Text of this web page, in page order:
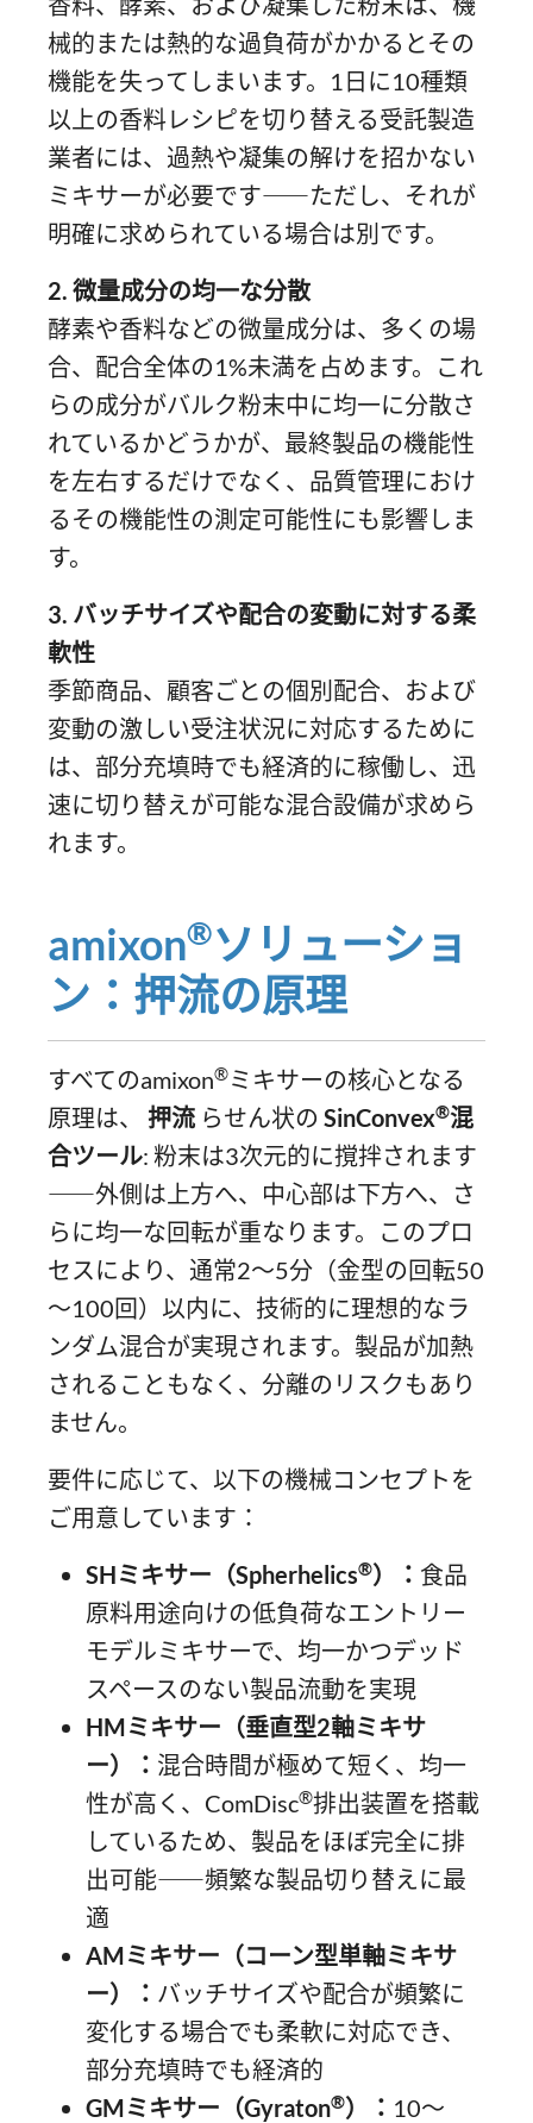
械的または熱的な過負荷がかかるとその
機能を失ってしまいます。1日に10種類
以上の香料レシピを切り替える受託製造
業者には、過熱や凝集の解けを招かない
ミキサーが必要です――ただし、それが
明確に求められている場合は別です。
2. 微量成分の均一な分散
酵素や香料などの微量成分は、多くの場
合、配合全体の1%未満を占めます。これ
らの成分がバルク粉末中に均一に分散さ
れているかどうかが、最終製品の機能性
を左右するだけでなく、品質管理におけ
るその機能性の測定可能性にも影響しま
す。
3. バッチサイズや配合の変動に対する柔
軟性
季節商品、顧客ごとの個別配合、および
変動の激しい受注状況に対応するために
は、部分充填時でも経済的に稼働し、迅
速に切り替えが可能な混合設備が求めら
れます。
amixon®ソリューショ
ン：押流の原理
すべてのamixon®ミキサーの核心となる
原理は、 押流 らせん状の SinConvex®混
合ツール: 粉末は3次元的に撹拌されます
――外側は上方へ、中心部は下方へ、さ
らに均一な回転が重なります。このプロ
セスにより、通常2～5分（金型の回転50
～100回）以内に、技術的に理想的なラ
ンダム混合が実現されます。製品が加熱
されることもなく、分離のリスクもあり
ません。
要件に応じて、以下の機械コンセプトを
ご用意しています：
SHミキサー（Spherhelics®）： 食品
原料用途向けの低負荷なエントリー
モデルミキサーで、均一かつデッド
スペースのない製品流動を実現
HMミキサー（垂直型2軸ミキサ
ー）： 混合時間が極めて短く、均一
性が高く、ComDisc®排出装置を搭載
しているため、製品をほぼ完全に排
出可能――頻繁な製品切り替えに最
適
AMミキサー（コーン型単軸ミキサ
ー）： バッチサイズや配合が頻繁に
変化する場合でも柔軟に対応でき、
部分充填時でも経済的
GMミキサー（Gyraton®）： 10～